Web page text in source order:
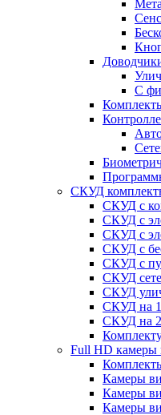
С
СКУД
СКУД с
СКУД с
СКУД с
СКУД с
СКУД с
СКУД
СКУД
СКУД на 1
СКУД на 2
Full HD камеры
Камеры
Камеры
Камеры